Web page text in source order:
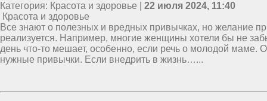
Категория: Красота и здоровье | 22 июля 2024, 11:40
Красота и здоровье
Все знают о полезных и вредных привычках, но желание
реализуется. Например, многие женщины хотели бы не
день что-то мешает, особенно, если речь о молодой маме.
нужные привычки. Если внедрить в жизнь…...